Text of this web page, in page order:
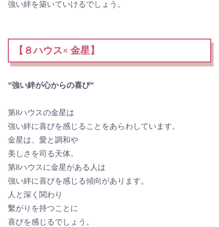
強い絆を築いていけるでしょう。
【８ハウス× 金星】
”強い絆が心からの喜び”
第8ハウスの金星は
強い絆に喜びを感じることをあらわしています。
金星は、愛と調和や
美しさを司る天体。
第8ハウスに金星がある人は
強い絆に喜びを感じる傾向があります。
人と深く関わり
繫がりを持つことに
喜びを感じるでしょう。